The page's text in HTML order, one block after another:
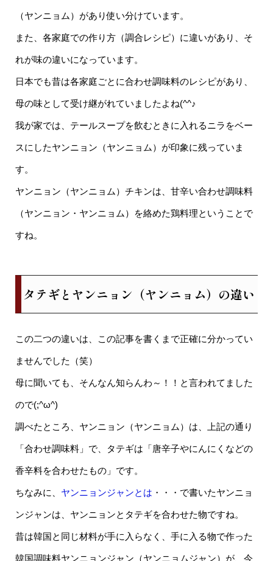
（ヤンニョム）があり使い分けています。
また、各家庭での作り方（調合レシピ）に違いがあり、そ
れが味の違いになっています。
日本でも昔は各家庭ごとに合わせ調味料のレシピがあり、
母の味として受け継がれていましたよね(^^♪
我が家では、テールスープを飲むときに入れるニラをベー
スにしたヤンニョン（ヤンニョム）が印象に残っていま
す。
ヤンニョン（ヤンニョム）チキンは、甘辛い合わせ調味料
（ヤンニョン・ヤンニョム）を絡めた鶏料理ということで
すね。
タテギとヤンニョン（ヤンニョム）の違い
この二つの違いは、この記事を書くまで正確に分かってい
ませんでした（笑）
母に聞いても、そんなん知らんわ～！！と言われてました
ので(;^ω^)
調べたところ、ヤンニョン（ヤンニョム）は、上記の通り
「合わせ調味料」で、タテギは「唐辛子やにんにくなどの
香辛料を合わせたもの」です。
ちなみに、 ヤンニョンジャンとは ・・・で書いたヤンニョ
ンジャンは、ヤンニョンとタテギを合わせた物ですね。
昔は韓国と同じ材料が手に入らなく、手に入る物で作った
韓国調味料ヤンニョンジャン（ヤンニョムジャン）が、今